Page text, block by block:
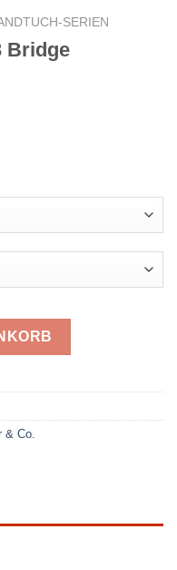
SERIEN
Bridge
& Co.